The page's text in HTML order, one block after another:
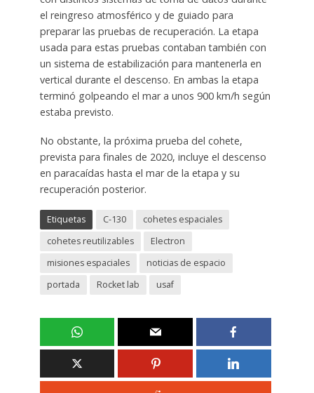
el reingreso atmosférico y de guiado para
preparar las pruebas de recuperación. La etapa
usada para estas pruebas contaban también con
un sistema de estabilización para mantenerla en
vertical durante el descenso. En ambas la etapa
terminó golpeando el mar a unos 900 km/h según
estaba previsto.
No obstante, la próxima prueba del cohete,
prevista para finales de 2020, incluye el descenso
en paracaídas hasta el mar de la etapa y su
recuperación posterior.
Etiquetas C-130
cohetes espaciales
cohetes reutilizables
Electron
misiones espaciales
noticias de espacio
portada
Rocket lab usaf